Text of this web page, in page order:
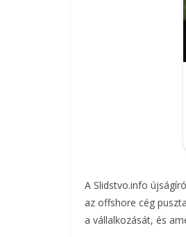
A Slidstvo.info
az offshore cég
a vállalkozását, és